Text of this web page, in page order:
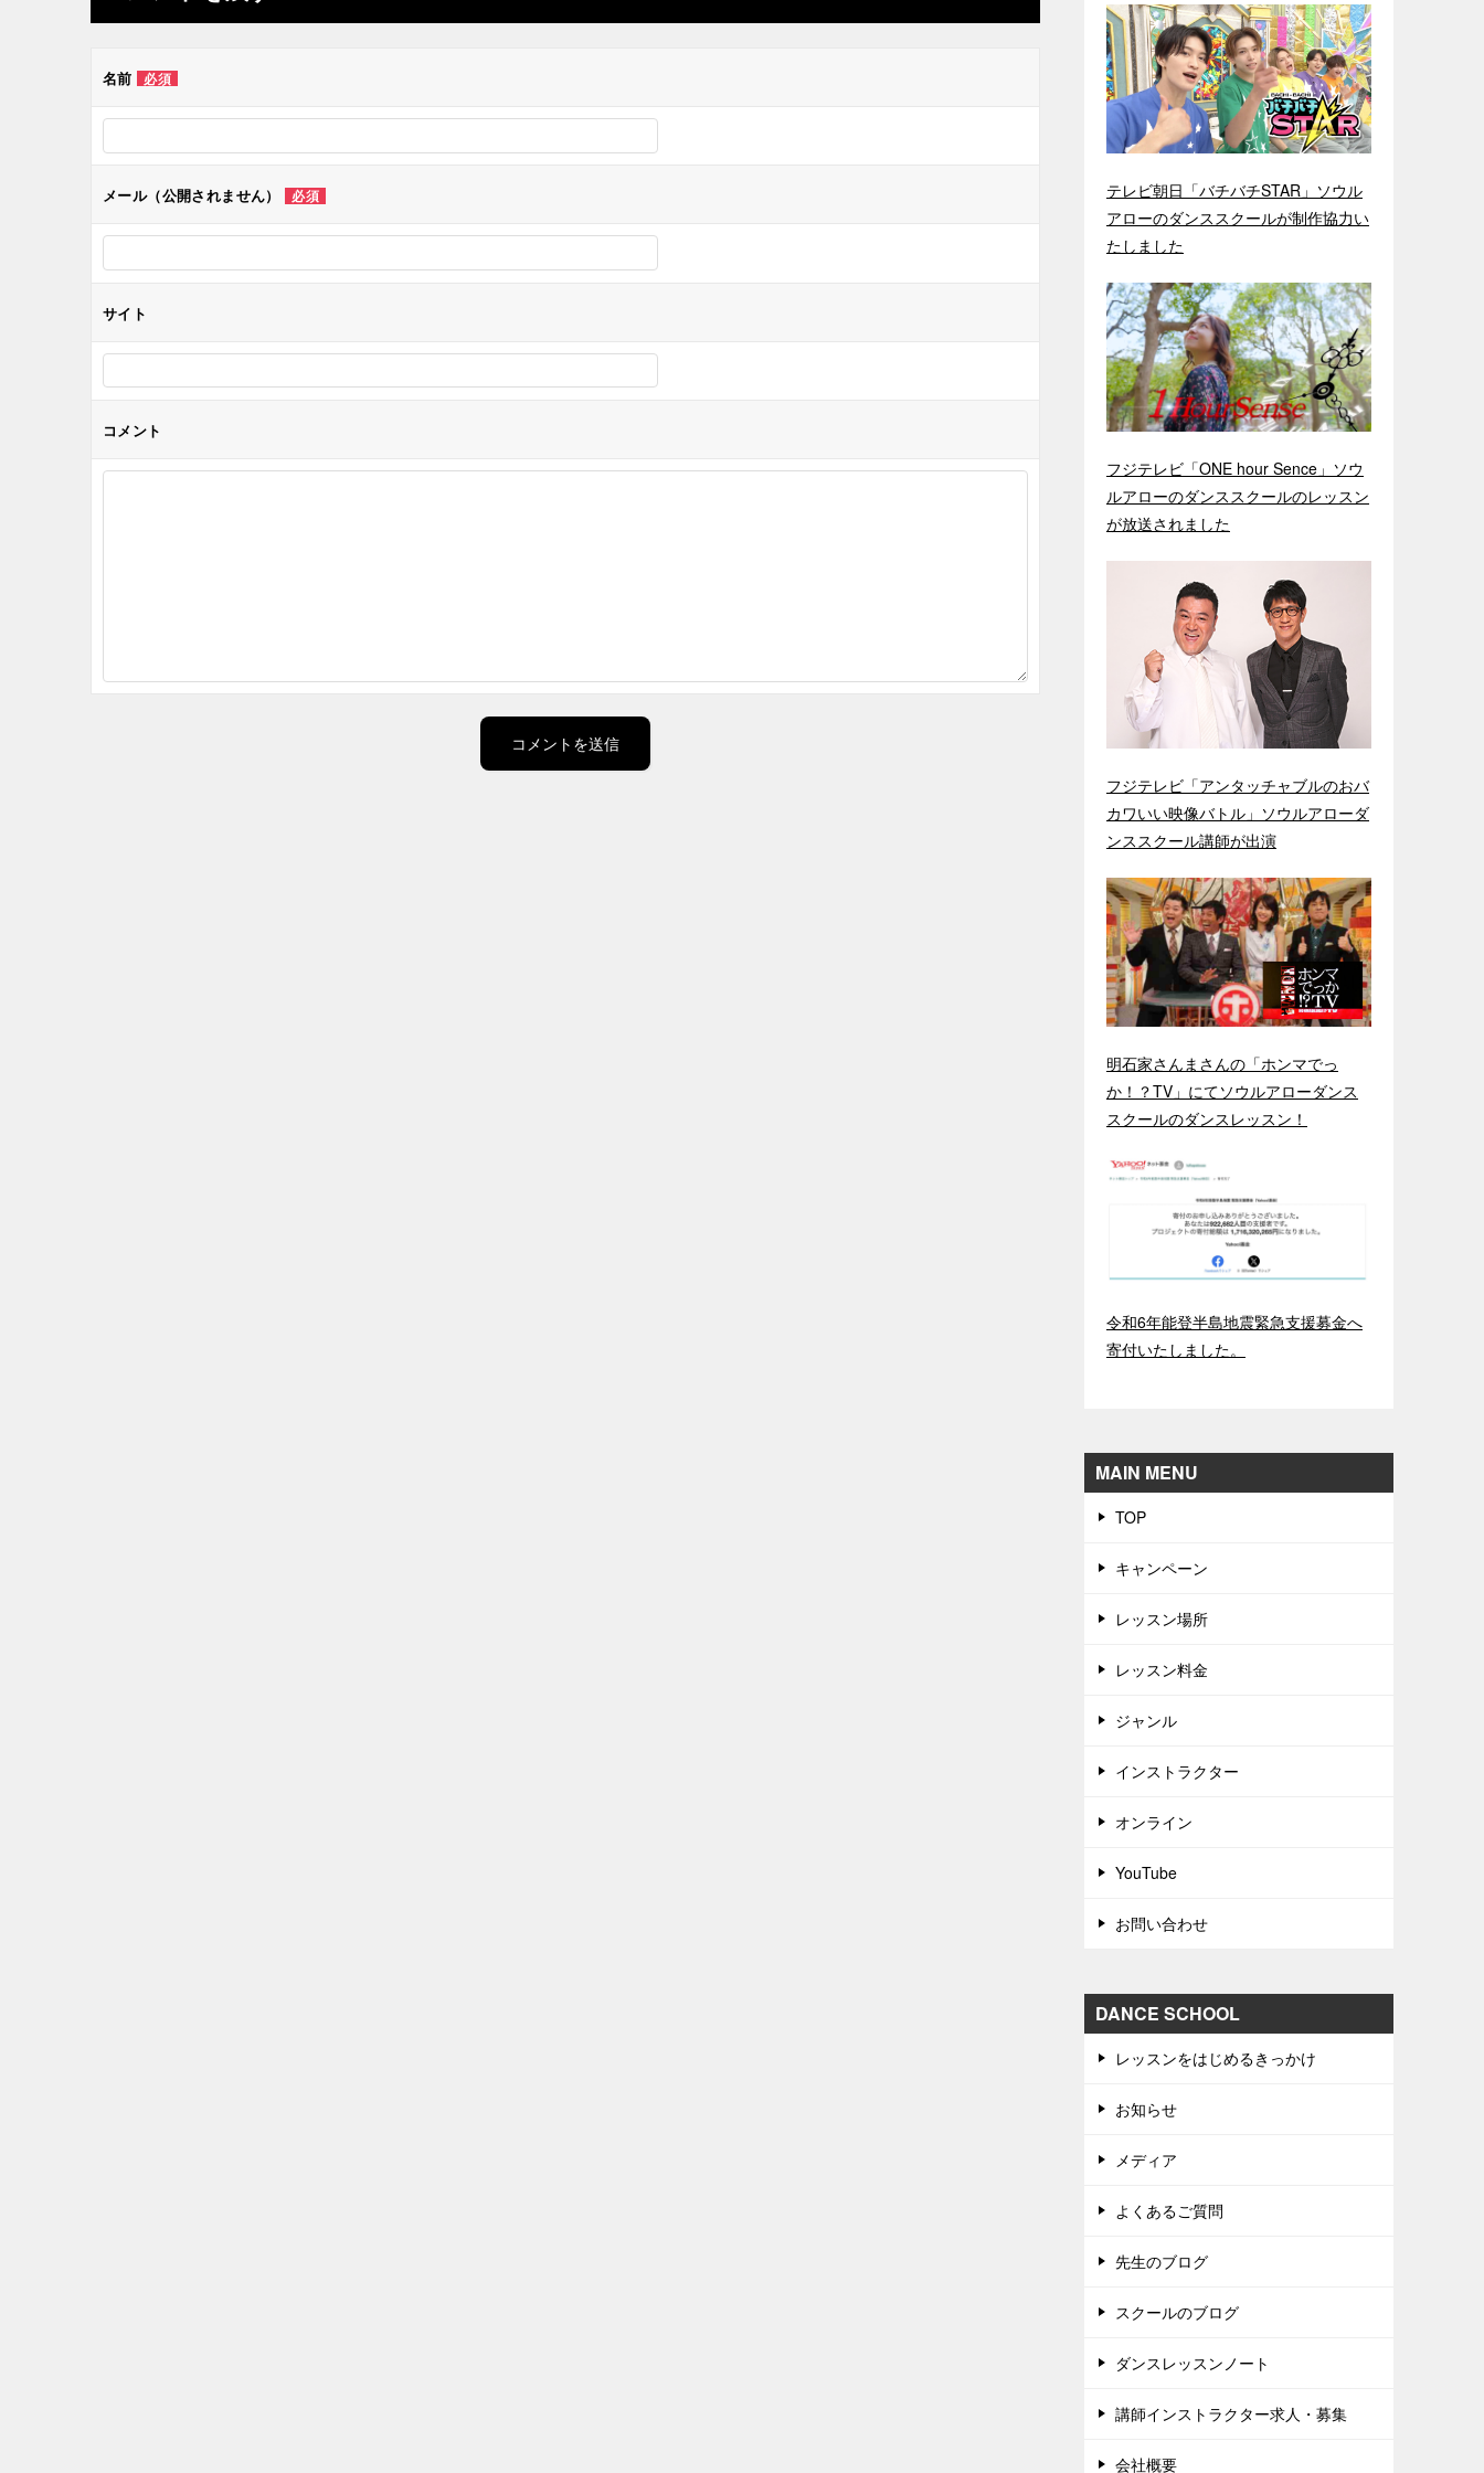
ビ
ゲ
ー
ン
名前 必須
メール（公開されません） 必須
サイト
コメント
テレビ朝日「バチバチSTAR」ソウル
アローのダンススクールが制作協力い
たしました
フジテレビ「ONE hour Sence」ソウ
ルアローのダンススクールのレッスン
が放送されました
フジテレビ「アンタッチャブルのおバ
カワいい映像バトル」ソウルアローダ
ンススクール講師が出演
明石家さんまさんの「ホンマでっ
か！？TV」にてソウルアローダンス
スクールのダンスレッスン！
令和6年能登半島地震緊急支援募金へ
寄付いたしました。
MAIN MENU
TOP
キャンペーン
レッスン場所
レッスン料金
ジャンル
インストラクター
オンライン
YouTube
お問い合わせ
DANCE SCHOOL
レッスンをはじめるきっかけ
お知らせ
メディア
よくあるご質問
先生のブログ
スクールのブログ
ダンスレッスンノート
講師インストラクター求人・募集
会社概要